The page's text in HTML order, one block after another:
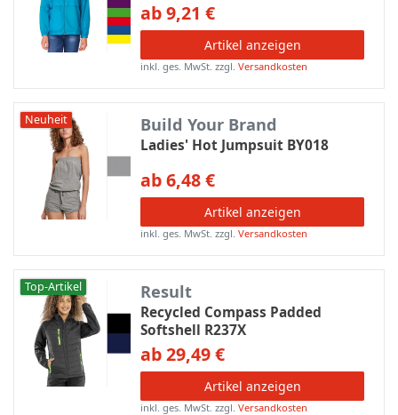
ab 9,21 €
Artikel anzeigen
inkl. ges. MwSt. zzgl.Versandkosten
Neuheit Build Your Brand
Ladies' Hot Jumpsuit BY018
ab 6,48 €
Artikel anzeigen
inkl. ges. MwSt. zzgl.Versandkosten
Top-Artikel Result
Recycled Compass Padded
Softshell R237X
ab 29,49 €
Artikel anzeigen
inkl. ges. MwSt. zzgl.Versandkosten